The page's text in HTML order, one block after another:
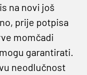
na novi još
prije potpisa
momčadi
garantirati.
neodlučnost